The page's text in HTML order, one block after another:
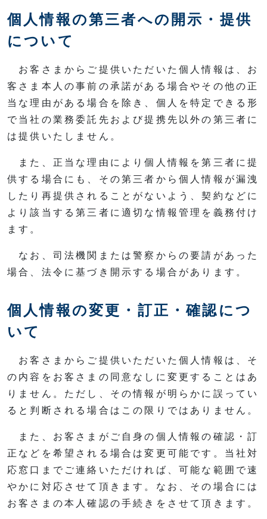
個人情報の第三者への開示・提供
について
お客さまからご提供いただいた個人情報は、お
客さま本人の事前の承諾がある場合やその他の正
当な理由がある場合を除き、個人を特定できる形
で当社の業務委託先および提携先以外の第三者に
は提供いたしません。
また、正当な理由により個人情報を第三者に提
供する場合にも、その第三者から個人情報が漏洩
したり再提供されることがないよう、契約などに
より該当する第三者に適切な情報管理を義務付け
ます。
なお、司法機関または警察からの要請があった
場合、法令に基づき開示する場合があります。
個人情報の変更・訂正・確認につ
いて
お客さまからご提供いただいた個人情報は、そ
の内容をお客さまの同意なしに変更することはあ
りません。ただし、その情報が明らかに誤ってい
ると判断される場合はこの限りではありません。
また、お客さまがご自身の個人情報の確認・訂
正などを希望される場合は変更可能です。当社対
応窓口までご連絡いただければ、可能な範囲で速
やかに対応させて頂きます。なお、その場合には
お客さまの本人確認の手続きをさせて頂きます。